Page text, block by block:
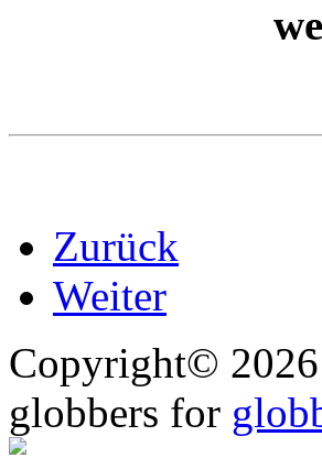
Zurück
Weiter
Copyright© 2026
globbers for